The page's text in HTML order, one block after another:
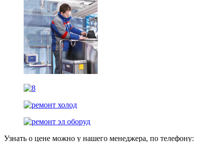
Узнать о цене можно у нашего менеджера, по телефону: